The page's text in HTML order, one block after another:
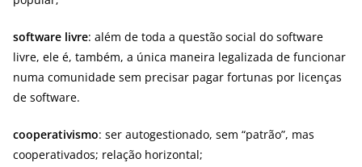
software livre: além de toda a questão social do software
livre, ele é, também, a única maneira legalizada de funcionar
numa comunidade sem precisar pagar fortunas por licenças
de software.
cooperativismo: ser autogestionado, sem “patrão”, mas
cooperativados; relação horizontal;